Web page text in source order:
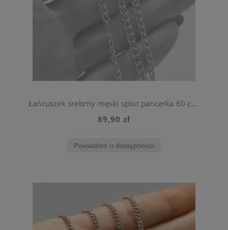
Łańcuszek srebrny męski splot pancerka 60 cm stal chirurgiczna
89,90 zł
Powiadom o dostępności